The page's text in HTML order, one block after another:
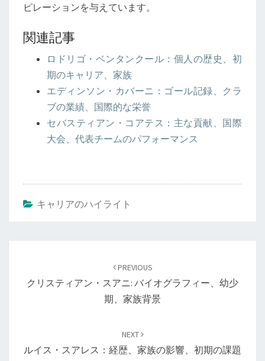
ピレーションを与えています。
関連記事
ロドリゴ・ベンタンクール：個人の歴史、初
期のキャリア、家族
エディンソン・カバーニ：ゴール記録、クラ
ブの業績、国際的な栄誉
セバスティアン・コアテス：主な貢献、国際
大会、代表チームのパフォーマンス
キャリアのハイライト
PREVIOUS
クリスティアン・スアニ: バイオグラフィー、幼少
期、家族背景
NEXT
ルイス・スアレス：経歴、家族の影響、初期の課題